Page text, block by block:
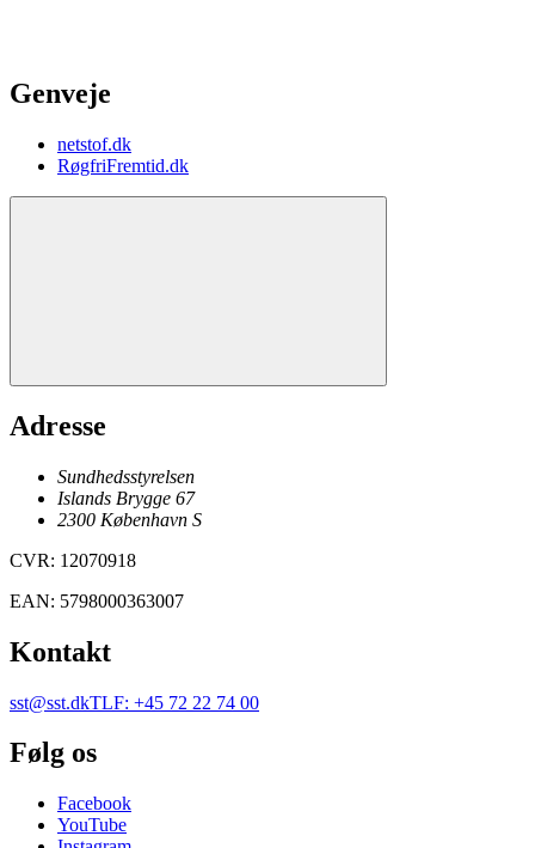
Genveje
netstof.dk
RøgfriFremtid.dk
Adresse
Sundhedsstyrelsen
Islands Brygge 67
2300 København S
CVR: 12070918
EAN: 5798000363007
Kontakt
sst@sst.dkTLF: +45 72 22 74 00
Følg os
Facebook
YouTube